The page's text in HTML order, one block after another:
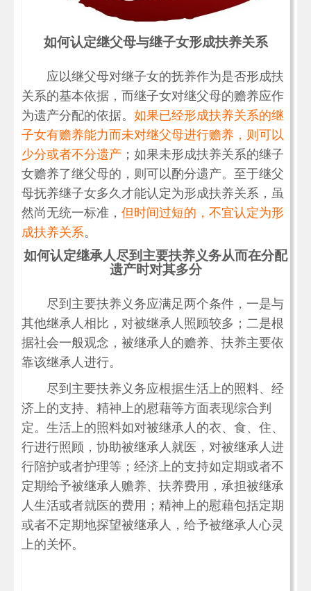
如何认定继父母与继子女形成扶养关系
应以继父母对继子女的抚养作为是否形成扶
关系的基本依据，而继子女对继父母的赡养应作
为遗产分配的依据。 如果已经形成扶养关系的继
子女有赡养能力而未对继父母进行赡养，则可以
少分或者不分遗产 ；如果未形成扶养关系的继子
女赡养了继父母的，则可以酌分遗产。至于继父
母抚养继子女多久才能认定为形成扶养关系，虽
然尚无统一标准， 但时间过短的，不宜认定为形
成扶养关系。
如何认定继承人尽到主要扶养义务从而在分配
遗产时对其多分
尽到主要扶养义务应满足两个条件，一是与
其他继承人相比，对被继承人照顾较多；二是根
据社会一般观念，被继承人的赡养、扶养主要依
靠该继承人进行。
尽到主要扶养义务应根据生活上的照料、经
济上的支持、精神上的慰藉等方面表现综合判
定。生活上的照料如对被继承人的衣、食、住、
行进行照顾，协助被继承人就医，对被继承人进
行陪护或者护理等；经济上的支持如定期或者不
定期给予被继承人赡养、扶养费用，承担被继承
人生活或者就医的费用；精神上的慰藉包括定期
或者不定期地探望被继承人，给予被继承人心灵
上的关怀。